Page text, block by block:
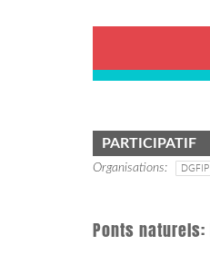
PARTICIPATIF
Organisations DGFIP
Ponts